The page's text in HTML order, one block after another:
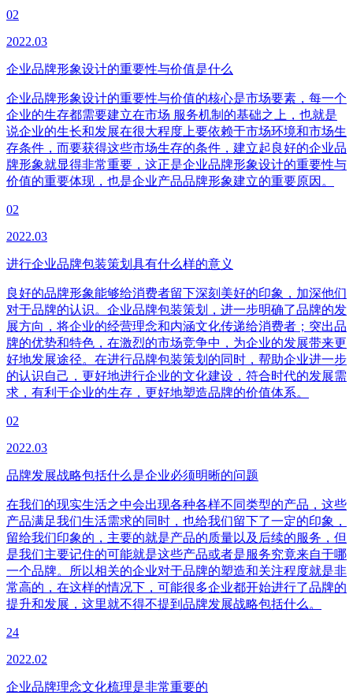
02
2022.03
企业品牌形象设计的重要性与价值是什么
企业品牌形象设计的重要性与价值的核心是市场要素，每一个
企业的生存都需要建立在市场 服务机制的基础之上，也就是
说企业的生长和发展在很大程度上要依赖于市场环境和市场生
存条件，而要获得这些市场生存的条件，建立起良好的企业品
牌形象就显得非常重要，这正是企业品牌形象设计的重要性与
价值的重要体现，也是企业产品品牌形象建立的重要原因。
02
2022.03
进行企业品牌包装策划具有什么样的意义
良好的品牌形象能够给消费者留下深刻美好的印象，加深他们
对于品牌的认识。企业品牌包装策划，进一步明确了品牌的发
展方向，将企业的经营理念和内涵文化传递给消费者；突出品
牌的优势和特色，在激烈的市场竞争中，为企业的发展带来更
好地发展途径。在进行品牌包装策划的同时，帮助企业进一步
的认识自己，更好地进行企业的文化建设，符合时代的发展需
求，有利于企业的生存，更好地塑造品牌的价值体系。
02
2022.03
品牌发展战略包括什么是企业必须明晰的问题
在我们的现实生活之中会出现各种各样不同类型的产品，这些
产品满足我们生活需求的同时，也给我们留下了一定的印象，
留给我们印象的，主要的就是产品的质量以及后续的服务，但
是我们主要记住的可能就是这些产品或者是服务究竟来自于哪
一个品牌。所以相关的企业对于品牌的塑造和关注程度就是非
常高的，在这样的情况下，可能很多企业都开始进行了品牌的
提升和发展，这里就不得不提到品牌发展战略包括什么。
24
2022.02
企业品牌理念文化梳理是非常重要的